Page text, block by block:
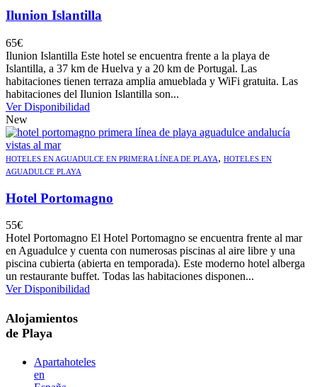
Ilunion Islantilla
65€
Ilunion Islantilla Este hotel se encuentra frente a la playa de
Islantilla, a 37 km de Huelva y a 20 km de Portugal. Las
habitaciones tienen terraza amplia amueblada y WiFi gratuita. Las
habitaciones del Ilunion Islantilla son...
Ver Disponibilidad
New
HOTELES EN AGUADULCE EN PRIMERA LÍNEA DE PLAYA, HOTELES EN
AGUADULCE PLAYA
Hotel Portomagno
55€
Hotel Portomagno El Hotel Portomagno se encuentra frente al mar
en Aguadulce y cuenta con numerosas piscinas al aire libre y una
piscina cubierta (abierta en temporada). Este moderno hotel alberga
un restaurante buffet. Todas las habitaciones disponen...
Ver Disponibilidad
Alojamientos
de Playa
Apartahoteles
en